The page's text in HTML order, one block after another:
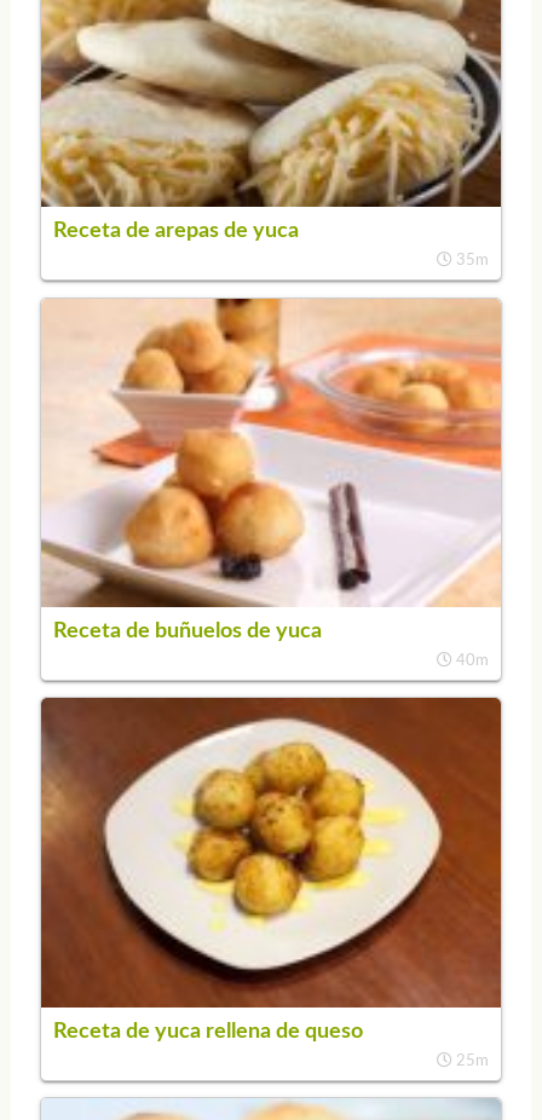
Receta de arepas de yuca
35m
Receta de buñuelos de yuca
40m
Receta de yuca rellena de queso
25m